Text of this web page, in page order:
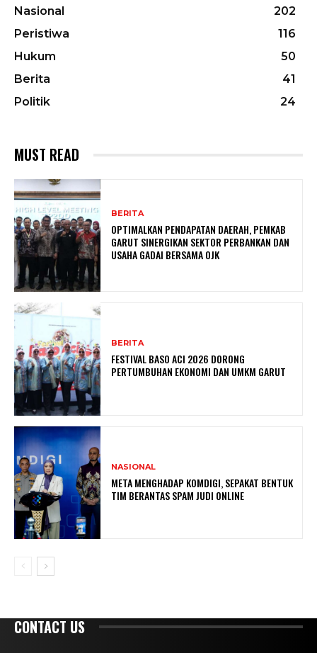
Nasional
202
Peristiwa
116
Hukum
50
Berita
41
Politik
24
MUST READ
BERITA
OPTIMALKAN PENDAPATAN DAERAH, PEMKAB
GARUT SINERGIKAN SEKTOR PERBANKAN DAN
USAHA GADAI BERSAMA OJK
BERITA
FESTIVAL BASO ACI 2026 DORONG
PERTUMBUHAN EKONOMI DAN UMKM GARUT
NASIONAL
META MENGHADAP KOMDIGI, SEPAKAT BENTUK
TIM BERANTAS SPAM JUDI ONLINE
CONTACT US